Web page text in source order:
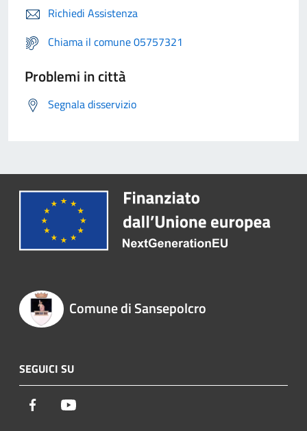
Richiedi Assistenza
Chiama il comune 05757321
Problemi in città
Segnala disservizio
Comune di Sansepolcro
SEGUICI SU
Facebook